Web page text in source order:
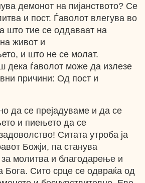
демонот на пијанството? Се
и пост. Ѓаволот влегува во
што тие се оддаваат на
живот и
и што не се молат.
дека ѓаволот може да излезе
причини: Од пост и
да се прејадуваме и да се
и пиењето да се
Ситата утроба ја
Божји, па станува
за молитва и благодарење и
Бога. Сито срце се одвраќа од